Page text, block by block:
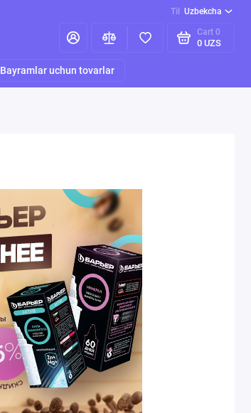
Til Uzbekcha
Cart 0
0 UZS
Bayramlar uchun tovarlar